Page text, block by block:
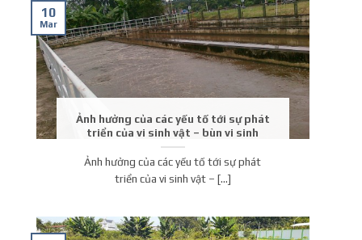
Ảnh hưởng của các yếu tố tới sự phát
triển của vi sinh vật – bùn vi sinh
Ảnh hưởng của các yếu tố tới sự phát
triển của vi sinh vật – [...]
10
Mar